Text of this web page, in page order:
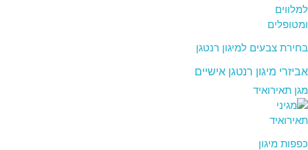
בחירת צבעים למיגון רנטגן
אביזרי מיגון רנטגן אישיים
מגן תאירואיד
כפפות מיגון